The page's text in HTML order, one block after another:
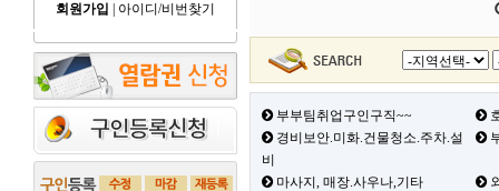
회원가입 아이디/비번찾기
부부팀취업구인구직~~
경비보안.미화.건물청소.주차.설
비
마사지, 매장.사우나,기타